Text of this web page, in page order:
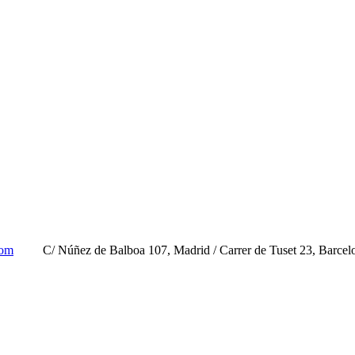
C/ Núñez de Balboa 107, Madrid / Carrer de Tuset 23,